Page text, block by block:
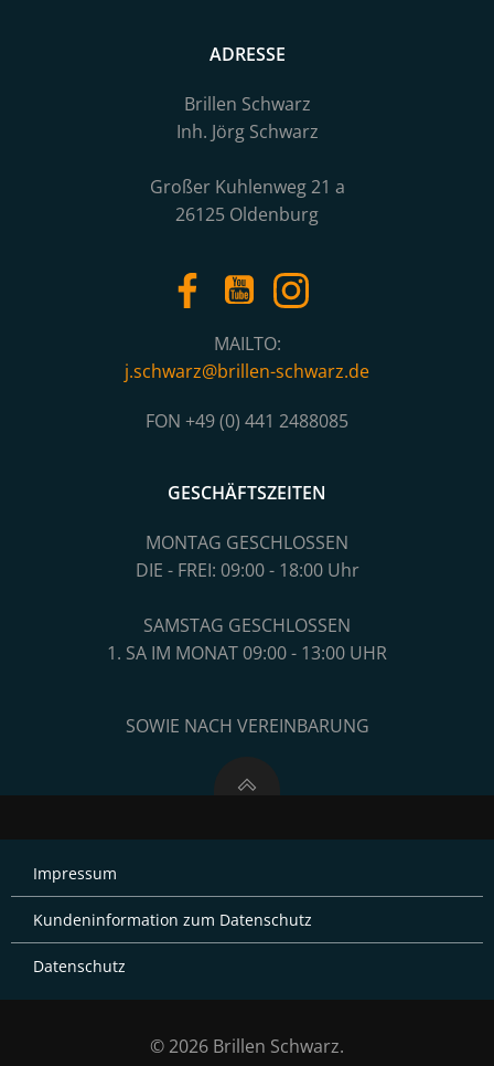
ADRESSE
Brillen Schwarz
Inh. Jörg Schwarz
Großer Kuhlenweg 21 a
26125 Oldenburg
MAILTO:
j.schwarz@brillen-schwarz.de
FON +49 (0) 441 2488085
GESCHÄFTSZEITEN
MONTAG GESCHLOSSEN
DIE - FREI: 09:00 - 18:00 Uhr
SAMSTAG GESCHLOSSEN
1. SA IM MONAT 09:00 - 13:00 UHR
SOWIE NACH VEREINBARUNG
Impressum
Kundeninformation zum Datenschutz
Datenschutz
© 2026 Brillen Schwarz.